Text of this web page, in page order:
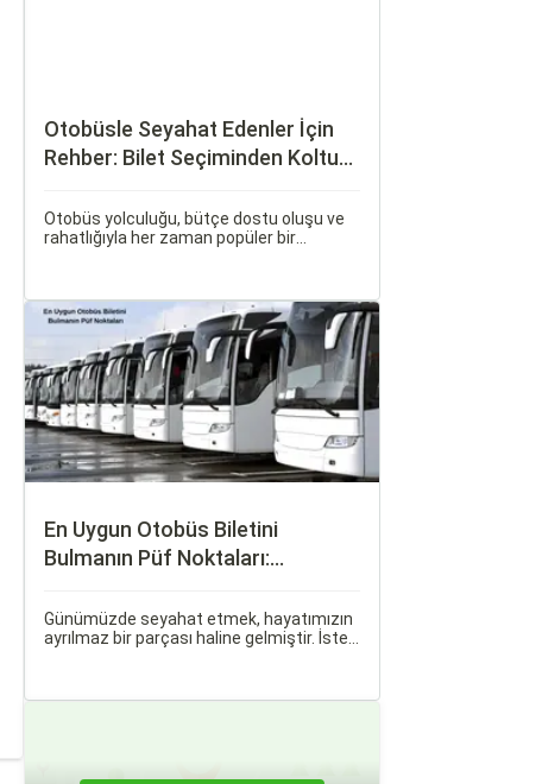
Otobüsle Seyahat Edenler İçin
Rehber: Bilet Seçiminden Koltuk
Otobüs yolculuğu, bütçe dostu oluşu ve
rahatlığıyla her zaman popüler bir
püf noktası bulunuyor.
En Uygun Otobüs Biletini
Bulmanın Püf Noktaları:
Günümüzde seyahat etmek, hayatımızın
ayrılmaz bir parçası haline gelmiştir. İster